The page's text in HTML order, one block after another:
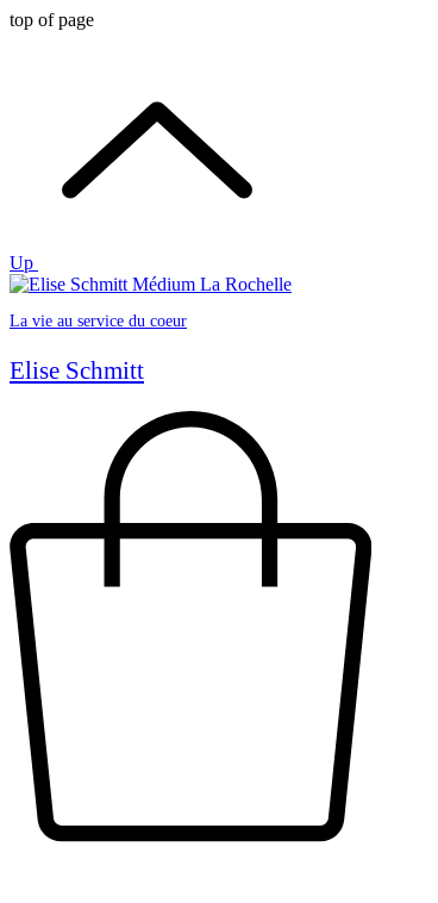
top of page
Up
La vie au service du coeur
Elise Schmitt